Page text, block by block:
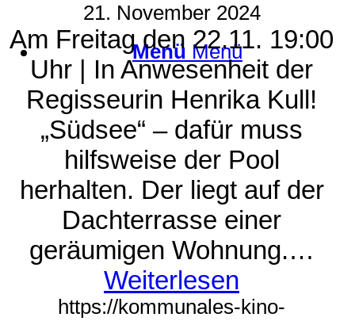
Menü Menü
21. November 2024
Am Freitag den 22.11. 19:00
Uhr | In Anwesenheit der
Regisseurin Henrika Kull!
„Südsee“ – dafür muss
hilfsweise der Pool
herhalten. Der liegt auf der
Dachterrasse einer
geräumigen Wohnung.…
Weiterlesen
https://kommunales-kino-